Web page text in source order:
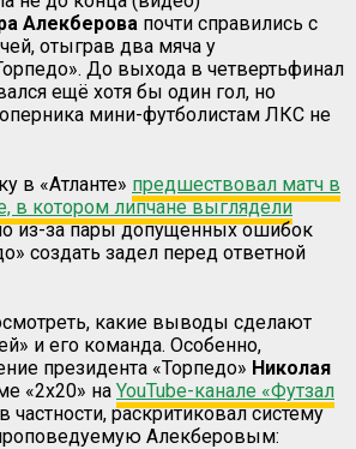
Алекберова почти справились с
отыграв два мяча у
До выхода в четвертьфинал
ещё хотя бы один гол, но
мини-футболистам ЛКС не
в «Атланте» предшествовал матч в
в котором липчане выглядели
из-за пары допущенных ошибок
создать задел перед ответной
какие выводы сделают
и его команда. Особенно,
президента «Торпедо» Николая
«2х20» на YouTube-канале «Футзал
частности, раскритиковал систему
Алекберовым: